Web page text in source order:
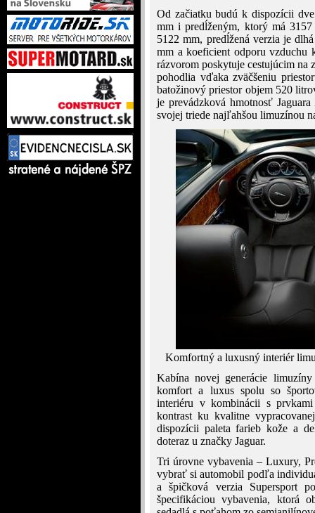
Od začiatku budú k dispozícii
mm i predĺženým, ktorý má
5122 mm, predĺžená verzia je
mm a koeficient odporu vzduchu
rázvorom poskytuje cestujúcim na
pohodlia vďaka zväčšeniu
batožinový priestor objem 520
je prevádzková hmotnosť
svojej triede najľahšou limuzínou
Komfortný a luxusný interiér
Kabína novej generácie
komfort a luxus spolu so
interiéru v kombinácii s
kontrast ku kvalitne
dispozícii paleta farieb kože a
doteraz u značky Jaguar.
Tri úrovne vybavenia – Luxury,
vybrať si automobil podľa
a špičková verzia Supersport
špecifikáciou vybavenia, ktorá